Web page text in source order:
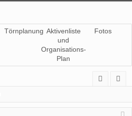
Törnplanung Aktivenliste
und
Organisations-
Plan
Fotos
m
ist